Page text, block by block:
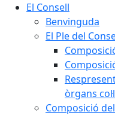
El Consell
Benvinguda
El Ple del
òrgans
Composició